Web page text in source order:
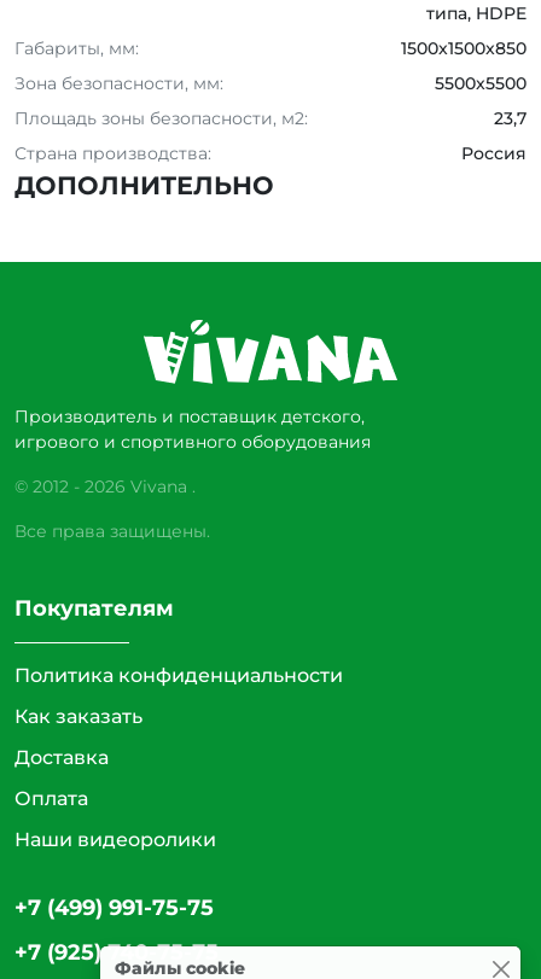
типа, HDPE
Габариты, мм:
1500x1500x850
Зона безопасности, мм:
5500x5500
Площадь зоны безопасности, м2:
23,7
Страна производства:
Россия
ДОПОЛНИТЕЛЬНО
Производитель и поставщик детского,
игрового и спортивного оборудования
© 2012 - 2026 Vivana .
Все права защищены.
Покупателям
Политика конфиденциальности
Как заказать
Доставка
Оплата
Наши видеоролики
+7 (499) 991-75-75
+7 (925) 740-75-75
Файлы cookie